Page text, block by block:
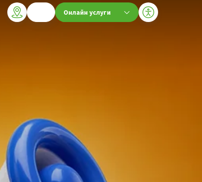
Онлайн услуги